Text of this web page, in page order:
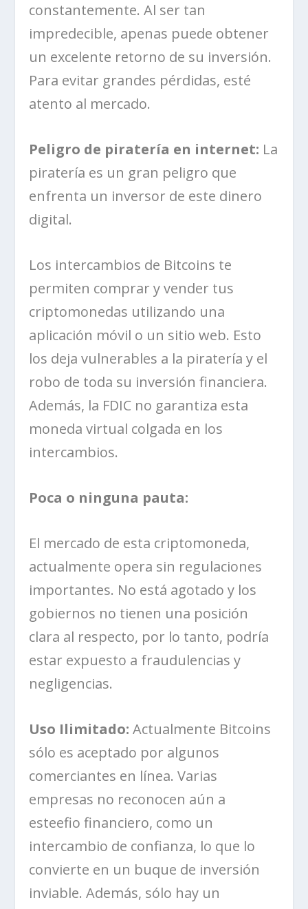
constantemente. Al ser tan
impredecible, apenas puede obtener
un excelente retorno de su inversión.
Para evitar grandes pérdidas, esté
atento al mercado.
Peligro de piratería en internet: La
piratería es un gran peligro que
enfrenta un inversor de este dinero
digital.
Los intercambios de Bitcoins te
permiten comprar y vender tus
criptomonedas utilizando una
aplicación móvil o un sitio web. Esto
los deja vulnerables a la piratería y el
robo de toda su inversión financiera.
Además, la FDIC no garantiza esta
moneda virtual colgada en los
intercambios.
Poca o ninguna pauta:
El mercado de esta criptomoneda,
actualmente opera sin regulaciones
importantes. No está agotado y los
gobiernos no tienen una posición
clara al respecto, por lo tanto, podría
estar expuesto a fraudulencias y
negligencias.
Uso Ilimitado: Actualmente Bitcoins
sólo es aceptado por algunos
comerciantes en línea. Varias
empresas no reconocen aún a
esteefio financiero, como un
intercambio de confianza, lo que lo
convierte en un buque de inversión
inviable. Además, sólo hay un